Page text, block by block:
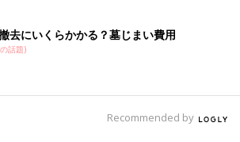
去にいくらかかる？墓じまい費用
話題)
Recommended by